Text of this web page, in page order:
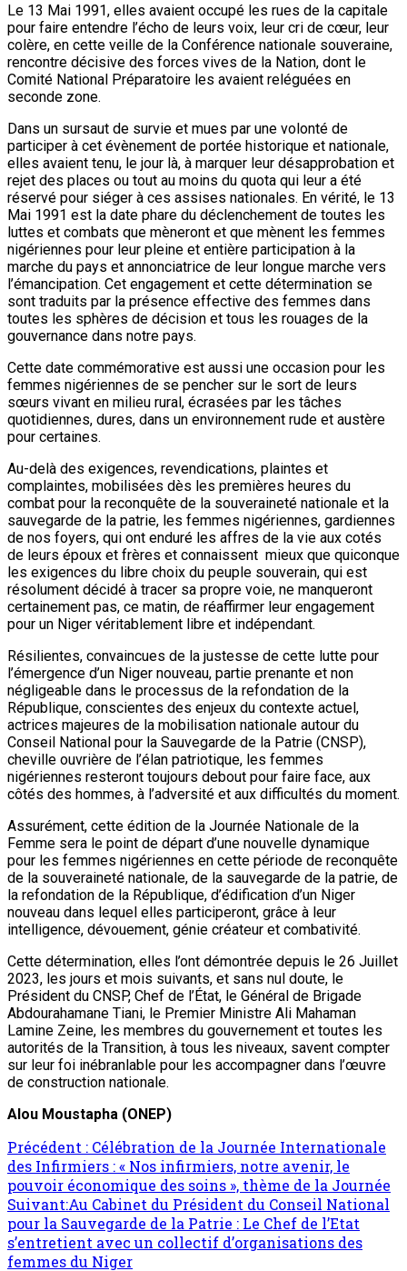
Le 13 Mai 1991, elles avaient occupé les rues de la capitale
pour faire entendre l’écho de leurs voix, leur cri de cœur, leur
colère, en cette veille de la Conférence nationale souveraine,
rencontre décisive des forces vives de la Nation, dont le
Comité National Préparatoire les avaient reléguées en
seconde zone.
Dans un sursaut de survie et mues par une volonté de
participer à cet évènement de portée historique et nationale,
elles avaient tenu, le jour là, à marquer leur désapprobation et
rejet des places ou tout au moins du quota qui leur a été
réservé pour siéger à ces assises nationales. En vérité, le 13
Mai 1991 est la date phare du déclenchement de toutes les
luttes et combats que mèneront et que mènent les femmes
nigériennes pour leur pleine et entière participation à la
marche du pays et annonciatrice de leur longue marche vers
l’émancipation. Cet engagement et cette détermination se
sont traduits par la présence effective des femmes dans
toutes les sphères de décision et tous les rouages de la
gouvernance dans notre pays.
Cette date commémorative est aussi une occasion pour les
femmes nigériennes de se pencher sur le sort de leurs
sœurs vivant en milieu rural, écrasées par les tâches
quotidiennes, dures, dans un environnement rude et austère
pour certaines.
Au-delà des exigences, revendications, plaintes et
complaintes, mobilisées dès les premières heures du
combat pour la reconquête de la souveraineté nationale et la
sauvegarde de la patrie, les femmes nigériennes, gardiennes
de nos foyers, qui ont enduré les affres de la vie aux cotés
de leurs époux et frères et connaissent mieux que quiconque
les exigences du libre choix du peuple souverain, qui est
résolument décidé à tracer sa propre voie, ne manqueront
certainement pas, ce matin, de réaffirmer leur engagement
pour un Niger véritablement libre et indépendant.
Résilientes, convaincues de la justesse de cette lutte pour
l’émergence d’un Niger nouveau, partie prenante et non
négligeable dans le processus de la refondation de la
République, conscientes des enjeux du contexte actuel,
actrices majeures de la mobilisation nationale autour du
Conseil National pour la Sauvegarde de la Patrie (CNSP),
cheville ouvrière de l’élan patriotique, les femmes
nigériennes resteront toujours debout pour faire face, aux
côtés des hommes, à l’adversité et aux difficultés du moment.
Assurément, cette édition de la Journée Nationale de la
Femme sera le point de départ d’une nouvelle dynamique
pour les femmes nigériennes en cette période de reconquête
de la souveraineté nationale, de la sauvegarde de la patrie, de
la refondation de la République, d’édification d’un Niger
nouveau dans lequel elles participeront, grâce à leur
intelligence, dévouement, génie créateur et combativité.
Cette détermination, elles l’ont démontrée depuis le 26 Juillet
2023, les jours et mois suivants, et sans nul doute, le
Président du CNSP, Chef de l’État, le Général de Brigade
Abdourahamane Tiani, le Premier Ministre Ali Mahaman
Lamine Zeine, les membres du gouvernement et toutes les
autorités de la Transition, à tous les niveaux, savent compter
sur leur foi inébranlable pour les accompagner dans l’œuvre
de construction nationale.
Alou Moustapha (ONEP)
Précédent : Célébration de la Journée Internationale
des Infirmiers : « Nos infirmiers, notre avenir, le
pouvoir économique des soins », thème de la Journée
Suivant:Au Cabinet du Président du Conseil National
pour la Sauvegarde de la Patrie : Le Chef de l’Etat
s’entretient avec un collectif d’organisations des
femmes du Niger